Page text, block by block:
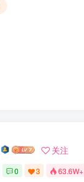
关注
0 3 63.6W+